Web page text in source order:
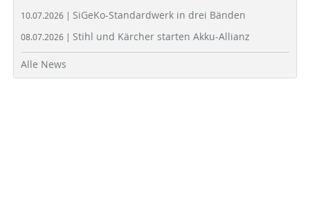
10.07.2026 | SiGeKo-Standardwerk in drei Bänden
08.07.2026 | Stihl und Kärcher starten Akku-Allianz
Alle News